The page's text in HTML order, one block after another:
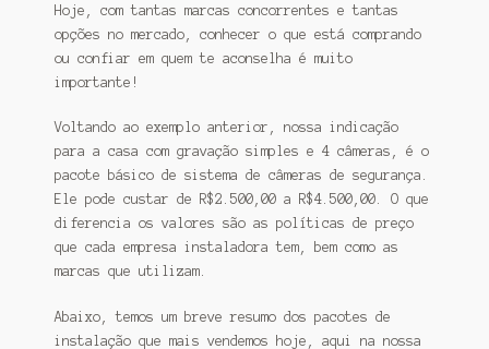
Hoje, com tantas marcas concorrentes e tantas
opções no mercado, conhecer o que está comprando
ou confiar em quem te aconselha é muito
importante!
Voltando ao exemplo anterior, nossa indicação
para a casa com gravação simples e 4 câmeras, é o
pacote básico de sistema de câmeras de segurança.
Ele pode custar de R$2.500,00 a R$4.500,00. O que
diferencia os valores são as políticas de preço
que cada empresa instaladora tem, bem como as
marcas que utilizam.
Abaixo, temos um breve resumo dos pacotes de
instalação que mais vendemos hoje, aqui na nossa